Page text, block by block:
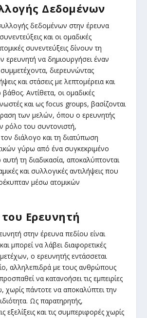
Δεδομένων
δεδομένων στην έρευνα
και οι ομαδικές
συνεντεύξεις δίνουν τη
ερευνητή να δημιουργήσει έναν
διερευνώντας
και στάσεις με λεπτομέρεια και
Αντίθετα, οι ομαδικές
και ως focus groups, βασίζονται
των μελών, όπου ο ερευνητής
ρόλο του συντονιστή,
διάλογο και τη διατύπωση
γύρω από ένα συγκεκριμένο
τη διαδικασία, αποκαλύπτονται
και συλλογικές αντιλήψεις που
μέσω ατομικών
Ερευνητή
στην έρευνα πεδίου είναι
μπορεί να λάβει διαφορετικές
ο ερευνητής εντάσσεται
αλληλεπιδρά με τους ανθρώπους
να κατανοήσει τις εμπειρίες
χωρίς πάντοτε να αποκαλύπτει την
Ως παρατηρητής,
εξελίξεις και τις συμπεριφορές χωρίς